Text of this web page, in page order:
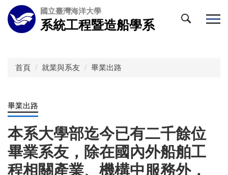
跳
到
主
國立臺灣海洋大學
系統工程暨造船學系
首頁 就業與系友 畢業出路
畢業出路
本系大學部迄今已有二千餘位
畢業系友，除在國內外船舶工
程相關產業、機構中服務外，